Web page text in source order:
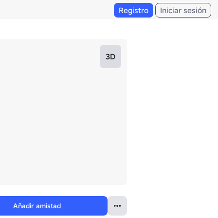
Registro Iniciar sesión
3D
Añadir amistad